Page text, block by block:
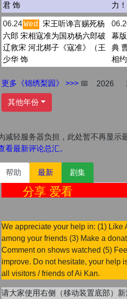
君 饰
力
06.24Wed 宋王听谗言赐死杨
六郎 宋相寇准为国劝杨六郎破
辽救宋 河北梆子《寇准》（王
少华 饰
幕
典
相约
更多《锦绣梨园》 >>> 📅 2026
其他年份
减轻服务器负担，此处暂不再显示
看最新评论总汇。
帮助 最新 剧集
分享 爱看
We appreciate your help in: (1) Like
among your friends (3) Make a
Comment on shows watched (5)
improve. Do not hesitate, your help
all visitors / friends of Ai Kan.
请大家使用右侧（移动装置底部）